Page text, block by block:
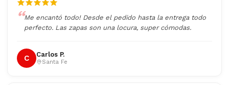
Me encantó todo! Desde el pedido hasta la entrega todo
perfecto. Las zapas son una locura, super cómodas.
C Carlos P.
Santa Fe